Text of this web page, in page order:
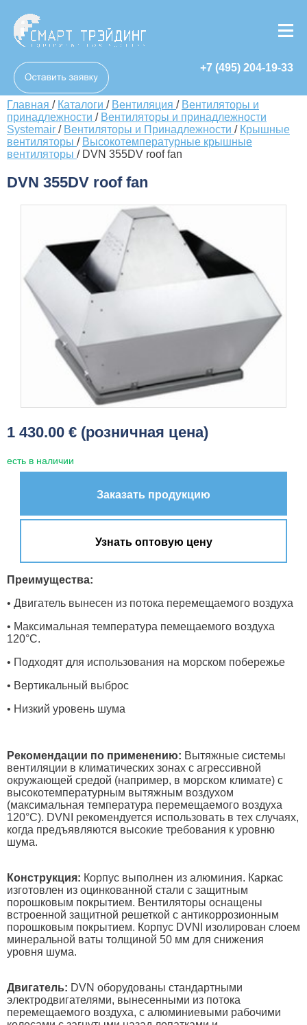
+7 (495) 204-19-33
Главная / Каталоги / Вентиляция / Вентиляторы и
принадлежности / Вентиляторы и принадлежности
Systemair / Вентиляторы и Принадлежности / Крышные
вентиляторы / Высокотемпературные крышные
вентиляторы / DVN 355DV roof fan
DVN 355DV roof fan
1 430.00 € (розничная цена)
есть в наличии
Заказать продукцию
Узнать оптовую цену
Преимущества:
• Двигатель вынесен из потока перемещаемого воздуха
• Максимальная температура пемещаемого воздуха
120°C.
• Подходят для использования на морском побережье
• Вертикальный выброс
• Низкий уровень шума
Рекомендации по применению: Вытяжные системы
вентиляции в климатических зонах с агрессивной
окружающей средой (например, в морском климате) с
высокотемпературным вытяжным воздухом
(максимальная температура перемещаемого воздуха
120°С). DVNI рекомендуется использовать в тех случаях,
когда предъявляются высокие требования к уровню
шума.
Конструкция: Корпус выполнен из алюминия. Каркас
изготовлен из оцинкованной стали с защитным
порошковым покрытием. Вентиляторы оснащены
встроенной защитной решеткой с антикоррозионным
порошковым покрытием. Корпус DVNI изолирован слоем
минеральной ваты толщиной 50 мм для снижения
уровня шума.
Двигатель: DVN оборудованы стандартными
электродвигателями, вынесенными из потока
перемещаемого воздуха, с алюминиевыми рабочими